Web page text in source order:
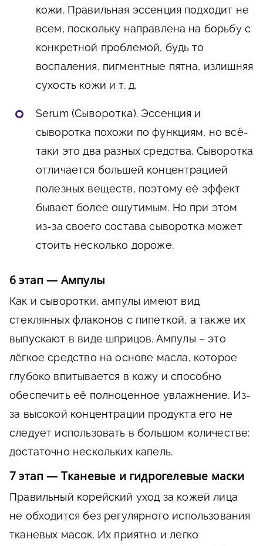
кожи. Правильная эссенция подходит не
всем, поскольку направлена на борьбу с
конкретной проблемой, будь то
воспаления, пигментные пятна, излишняя
сухость кожи и т. д.
Serum (Сыворотка). Эссенция и
сыворотка похожи по функциям, но всё-
таки это два разных средства. Сыворотка
отличается большей концентрацией
полезных веществ, поэтому её эффект
бывает более ощутимым. Но при этом
из-за своего состава сыворотка может
стоить несколько дороже.
6 этап — Ампулы
Как и сыворотки, ампулы имеют вид
стеклянных флаконов с пипеткой, а также их
выпускают в виде шприцов. Ампулы – это
лёгкое средство на основе масла, которое
глубоко впитывается в кожу и способно
обеспечить её полноценное увлажнение. Из-
за высокой концентрации продукта его не
следует использовать в большом количестве:
достаточно нескольких капель.
7 этап — Тканевые и гидрогелевые маски
Правильный корейский уход за кожей лица
не обходится без регулярного использования
тканевых масок. Их приятно и легко